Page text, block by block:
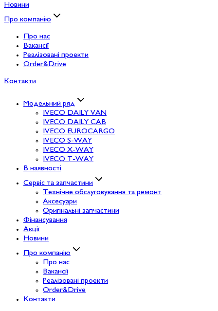
Новини
Про компанію
Про нас
Вакансії
Реалізовані проекти
Order&Drive
Контакти
Модельний ряд
IVECO DAILY VAN
IVECO DAILY CAB
IVECO EUROCARGO
IVECO S-WAY
IVECO X-WAY
IVECO T-WAY
В наявності
Сервіс та запчастини
Технічне обслуговування та ремонт
Аксесуари
Оригінальні запчастини
Фінансування
Акції
Новини
Про компанію
Про нас
Вакансії
Реалізовані проекти
Order&Drive
Контакти